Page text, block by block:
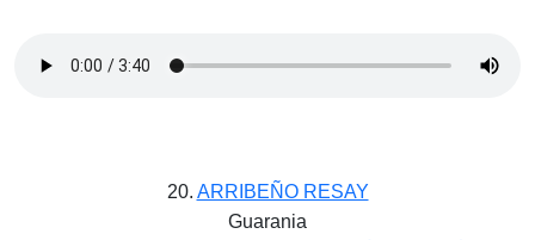
20. ARRIBEÑO RESAY
Guarania